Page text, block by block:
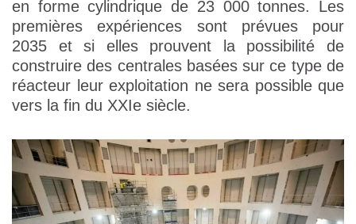
en forme cylindrique de 23 000 tonnes. Les
premières expériences sont prévues pour
2035 et si elles prouvent la possibilité de
construire des centrales basées sur ce type de
réacteur leur exploitation ne sera possible que
vers la fin du XXIe siècle.